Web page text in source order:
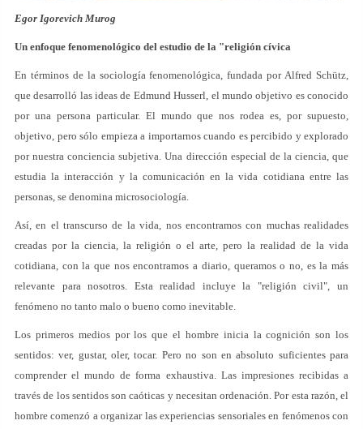
Egor Igorevich Murog
Un enfoque fenomenológico del estudio de la "religión cívica
En términos de la sociología fenomenológica, fundada por Alfred Schütz,
que desarrolló las ideas de Edmund Husserl, el mundo objetivo es conocido
por una persona particular. El mundo que nos rodea es, por supuesto,
objetivo, pero sólo empieza a importarnos cuando es percibido y explorado
por nuestra conciencia subjetiva. Una dirección especial de la ciencia, que
estudia la interacción y la comunicación en la vida cotidiana entre las
personas, se denomina microsociología.
Así, en el transcurso de la vida, nos encontramos con muchas realidades
creadas por la ciencia, la religión o el arte, pero la realidad de la vida
cotidiana, con la que nos encontramos a diario, queramos o no, es la más
relevante para nosotros. Esta realidad incluye la "religión civil", un
fenómeno no tanto malo o bueno como inevitable.
Los primeros medios por los que el hombre inicia la cognición son los
sentidos: ver, gustar, oler, tocar. Pero no son en absoluto suficientes para
comprender el mundo de forma exhaustiva. Las impresiones recibidas a
través de los sentidos son caóticas y necesitan ordenación. Por esta razón, el
hombre comenzó a organizar las experiencias sensoriales en fenómenos con